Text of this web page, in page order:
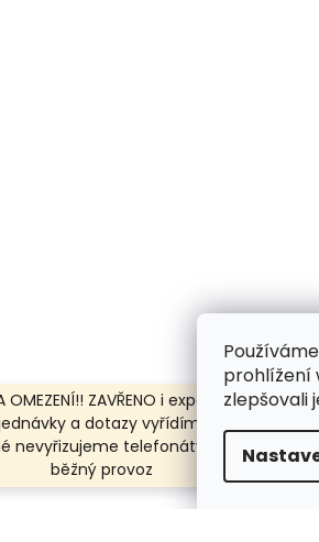
prohlížení
zlepšovali
OMEZENÍ!! ZAVŘENO i expedice | 31.7.-8.8.
a dotazy vyřídíme po dovolené.
nevyřizujeme telefonáty!!! | Ostatní dny
běžný provoz